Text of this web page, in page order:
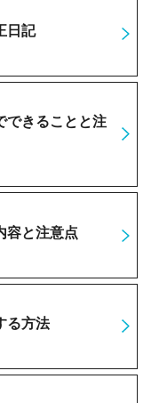
日記
できることと注
容と注意点
る方法